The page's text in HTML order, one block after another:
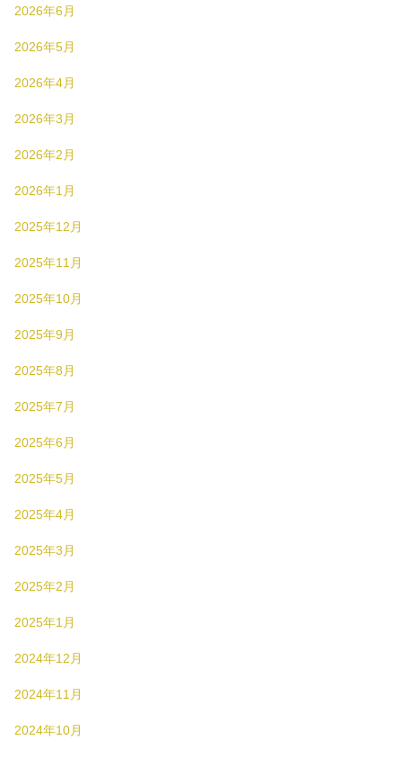
2026年6月
2026年5月
2026年4月
2026年3月
2026年2月
2026年1月
2025年12月
2025年11月
2025年10月
2025年9月
2025年8月
2025年7月
2025年6月
2025年5月
2025年4月
2025年3月
2025年2月
2025年1月
2024年12月
2024年11月
2024年10月